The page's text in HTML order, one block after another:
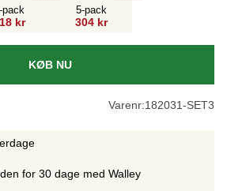
pack
kr
5-pack
304 kr
KØB NU
Varenr:182031-SET3
for 30 dage med Walley